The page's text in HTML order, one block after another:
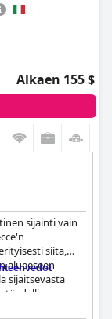
Alkaen 155 $
sijainti vain
siitä,
alueeseen
sijaitsevasta
täydellinen
sijaitsevat vain